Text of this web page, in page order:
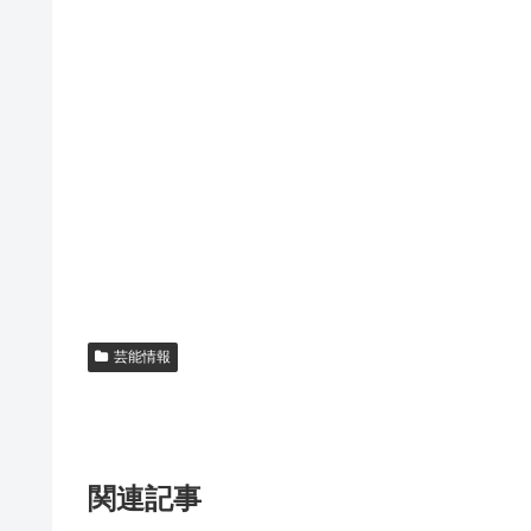
芸能情報
関連記事